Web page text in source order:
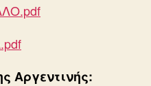
Αργεντινής: